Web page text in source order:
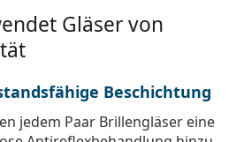
Gläser von
Beschichtung
jedem Paar Brillengläser eine